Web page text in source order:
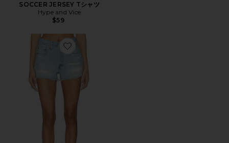
SOCCER JERSEY Tシャツ
Hype and Vice
$59
Favorite 501 ORIGINAL デニムショートパンツ